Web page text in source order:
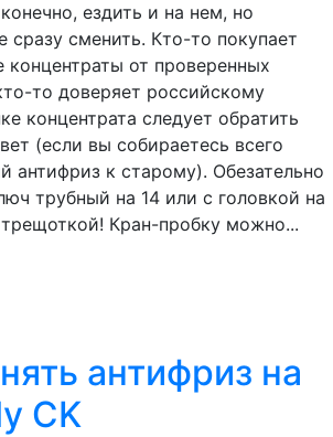
ездить и на нем, но
сразу сменить. Кто-то покупает
от проверенных
то доверяет российскому
концентрата следует обратить
(если вы собираетесь всего
антифриз к старому). Обезательно
трубный на 14 или с головкой на
трещоткой! Кран-пробку можно...
антифриз на
CK